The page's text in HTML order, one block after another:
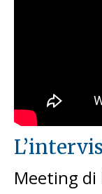
Meeting di